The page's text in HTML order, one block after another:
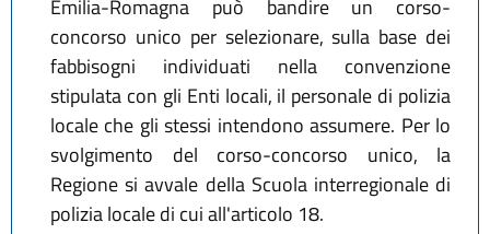
Emilia-Romagna può bandire un corso-
concorso unico per selezionare, sulla base dei
fabbisogni individuati nella convenzione
stipulata con gli Enti locali, il personale di polizia
locale che gli stessi intendono assumere. Per lo
svolgimento del corso-concorso unico, la
Regione si avvale della Scuola interregionale di
polizia locale di cui all'articolo 18.